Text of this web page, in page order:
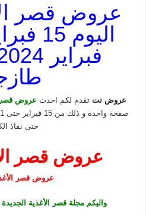
عروض قصر
عروض نتتقدم لكم احدث عروض قصر
حتى نفاذ
عروض قصر
عروض قصر الأغذية
واليكم مجلة قصر الأغذية